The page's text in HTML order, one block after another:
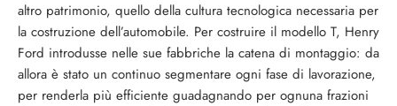
altro patrimonio, quello della cultura tecnologica necessaria per
la costruzione dell’automobile. Per costruire il modello T, Henry
Ford introdusse nelle sue fabbriche la catena di montaggio: da
allora è stato un continuo segmentare ogni fase di lavorazione,
per renderla più efficiente guadagnando per ognuna frazioni